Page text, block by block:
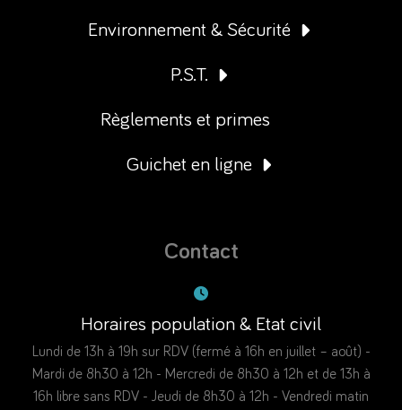
Environnement & Sécurité
P.S.T.
Règlements et primes
Guichet en ligne
Contact
Horaires population & Etat civil
Lundi de 13h à 19h sur RDV (fermé à 16h en juillet – août) -
Mardi de 8h30 à 12h - Mercredi de 8h30 à 12h et de 13h à
16h libre sans RDV - Jeudi de 8h30 à 12h - Vendredi matin